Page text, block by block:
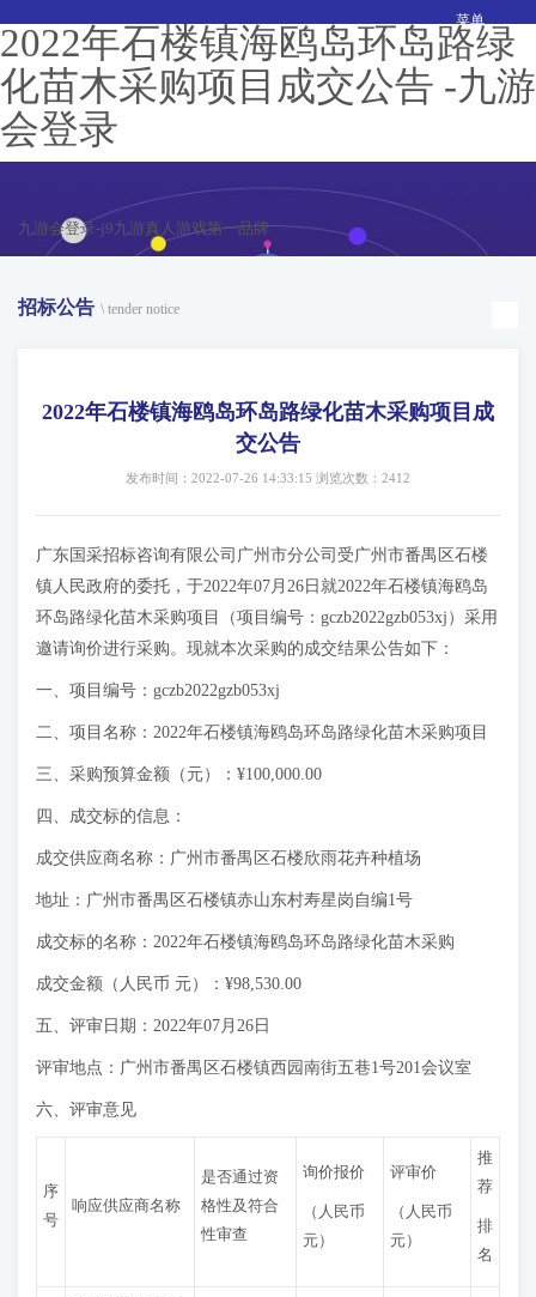
2022年石楼镇海鸥岛环岛路绿
化苗木采购项目成交公告 -九游
会登录
九游会登录-j9九游真人游戏第一品牌
菜单
招标公告 \ tender notice
2022年石楼镇海鸥岛环岛路绿化苗木采购项目成
交公告
发布时间：2022-07-26 14:33:15 浏览次数：2412
广东国采招标咨询有限公司广州市分公司受广州市番禺区石楼
镇人民政府的委托，于2022年07月26日就2022年石楼镇海鸥岛
环岛路绿化苗木采购项目（项目编号：gczb2022gzb053xj）采用
邀请询价进行采购。现就本次采购的成交结果公告如下：
一、项目编号：gczb2022gzb053xj
二、项目名称：2022年石楼镇海鸥岛环岛路绿化苗木采购项目
三、采购预算金额（元）：¥100,000.00
四、成交标的信息：
成交供应商名称：广州市番禺区石楼欣雨花卉种植场
地址：广州市番禺区石楼镇赤山东村寿星岗自编1号
成交标的名称：2022年石楼镇海鸥岛环岛路绿化苗木采购
成交金额（人民币 元）：¥98,530.00
五、评审日期：2022年07月26日
评审地点：广州市番禺区石楼镇西园南街五巷1号201会议室
六、评审意见
序
号
响应供应商名称
是否通过资
格性及符合
性审查
询价报价
（人民币
元）
评审价
（人民币
元）
推
荐
排
名